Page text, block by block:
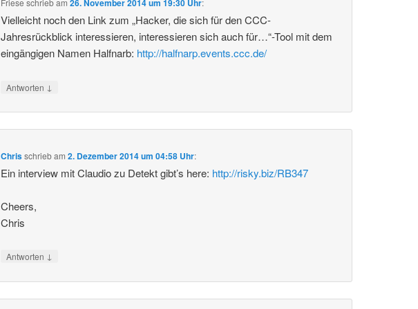
Friese schriebam26. November 2014 um 19:30 Uhr:
Vielleicht noch den Link zum „Hacker, die sich für den CCC-
Jahresrückblick interessieren, interessieren sich auch für…“-Tool mit dem
eingängigen Namen Halfnarb: http://halfnarp.events.ccc.de/
Antworten ↓
Chrisschriebam2. Dezember 2014 um 04:58 Uhr:
Ein interview mit Claudio zu Detekt gibt’s here: http://risky.biz/RB347
Cheers,
Chris
Antworten ↓